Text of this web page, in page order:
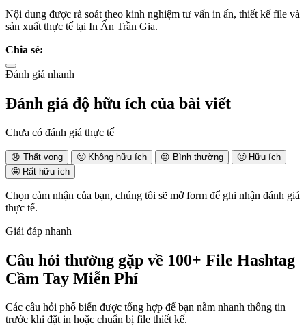
Nội dung được rà soát theo kinh nghiệm tư vấn in ấn, thiết kế file và
sản xuất thực tế tại In Ấn Trần Gia.
Chia sẻ:
Đánh giá nhanh
Đánh giá độ hữu ích của bài viết
Chưa có đánh giá thực tế
😞 Thất vọng 🙁 Không hữu ích 😐 Bình thường 🙂 Hữu ích
🤩 Rất hữu ích
Chọn cảm nhận của bạn, chúng tôi sẽ mở form để ghi nhận đánh giá
thực tế.
Giải đáp nhanh
Câu hỏi thường gặp về 100+ File Hashtag
Cầm Tay Miễn Phí
Các câu hỏi phổ biến được tổng hợp để bạn nắm nhanh thông tin
trước khi đặt in hoặc chuẩn bị file thiết kế.